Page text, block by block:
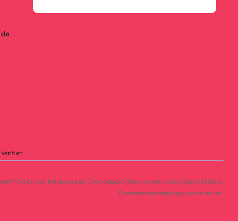
vérifier.
15h et une livraison par Chronopost (Hors week-end et jours fériés).
Donnée indicative pouvant varier.